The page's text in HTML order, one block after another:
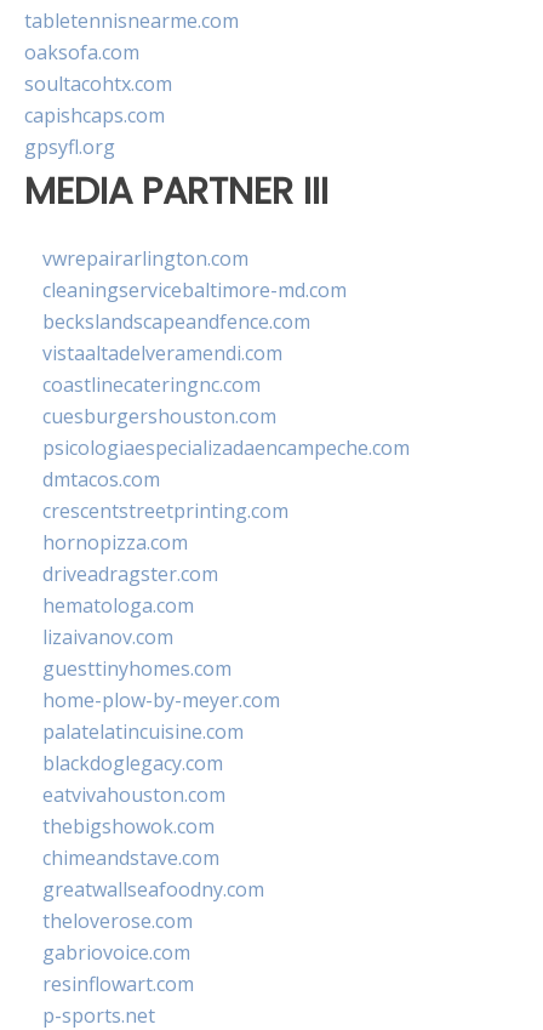
tabletennisnearme.com
oaksofa.com
soultacohtx.com
capishcaps.com
gpsyfl.org
MEDIA PARTNER III
vwrepairarlington.com
cleaningservicebaltimore-md.com
beckslandscapeandfence.com
vistaaltadelveramendi.com
coastlinecateringnc.com
cuesburgershouston.com
psicologiaespecializadaencampeche.com
dmtacos.com
crescentstreetprinting.com
hornopizza.com
driveadragster.com
hematologa.com
lizaivanov.com
guesttinyhomes.com
home-plow-by-meyer.com
palatelatincuisine.com
blackdoglegacy.com
eatvivahouston.com
thebigshowok.com
chimeandstave.com
greatwallseafoodny.com
theloverose.com
gabriovoice.com
resinflowart.com
p-sports.net